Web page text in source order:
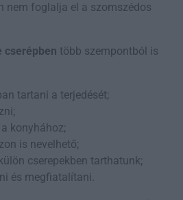
nem foglalja el a szomszédos
cserépben több szempontból is
tartani a terjedését;
konyhához;
is nevelhető;
cserepekben tarthatunk;
és megfiatalítani.